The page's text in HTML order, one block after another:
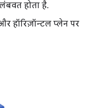
होता है.
हॉरिज़ॉन्टल प्लेन पर